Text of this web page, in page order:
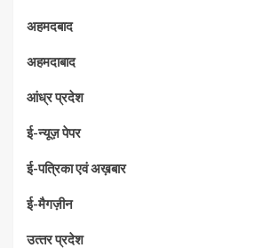
अहमदबाद
अहमदाबाद
आंध्र प्रदेश
ई-न्यूज़ पेपर
ई-पत्रिका एवं अख़बार
ई-मैगज़ीन
उत्‍तर प्रदेश